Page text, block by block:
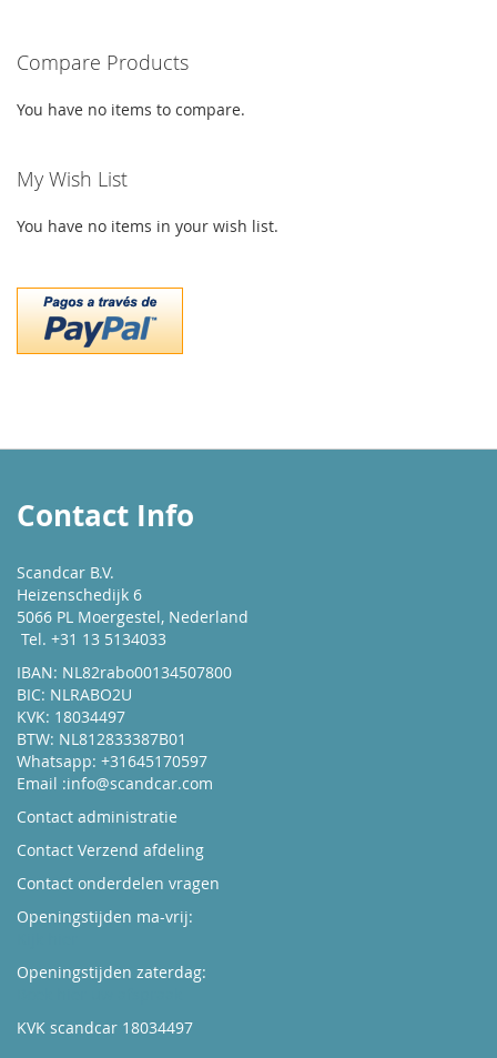
LIST
Compare Products
You have no items to compare.
My Wish List
You have no items in your wish list.
Contact Info
Scandcar B.V.
Heizenschedijk 6
5066 PL Moergestel, Nederland
Tel. +31 13 5134033
IBAN: NL82rabo00134507800
BIC: NLRABO2U
KVK: 18034497
BTW: NL812833387B01
Whatsapp: +31645170597
Email :info@scandcar.com
Contact administratie
Contact Verzend afdeling
Contact onderdelen vragen
Openingstijden ma-vrij:
Openingstijden zaterdag:
KVK scandcar 18034497